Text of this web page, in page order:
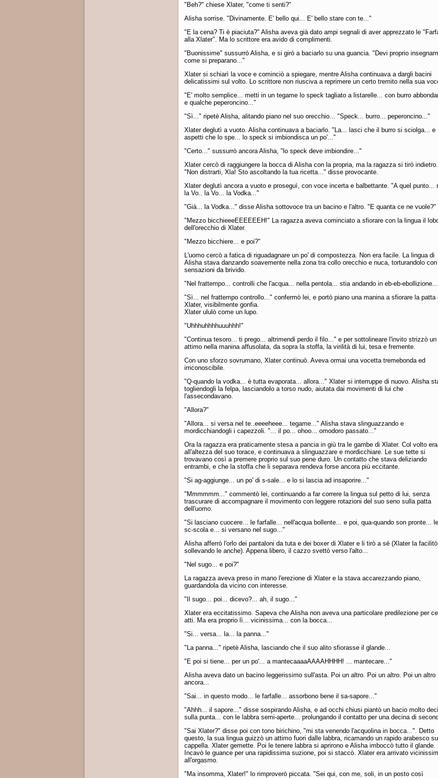
"Beh?" chiese Xlater, "come ti senti?"
Alisha sorrise. "Divinamente. E' bello qui... E' bello stare con te..."
"E la cena? Ti è piaciuta?" Alisha aveva già dato ampi segnali di aver apprezzato le
alla Xlater". Ma lo scrittore era avido di complimenti.
"Buonissime" sussurrò Alisha, e si girò a baciarlo su una guancia. "Devi proprio
come si preparano..."
Xlater si schiarì la voce e cominciò a spiegare, mentre Alisha continuava a dargli bacini
delicatissimi sul volto. Lo scrittore non riusciva a reprimere un certo tremito nella sua
"E' molto semplice... metti in un tegame lo speck tagliato a listarelle... con burro
e qualche peperoncino..."
"Sì..." ripetè Alisha, alitando piano nel suo orecchio... "Speck... burro... peperoncino..."
Xlater deglutì a vuoto. Alisha continuava a baciarlo. "La... lasci che il burro si sciolga... e
aspetti che lo spe... lo speck si imbiondisca un po'..."
"Certo..." sussurrò ancora Alisha, "lo speck deve imbiondire..."
Xlater cercò di raggiungere la bocca di Alisha con la propria, ma la ragazza si tirò
"Non distrarti, Xla! Sto ascoltando la tua ricetta..." disse provocante.
Xlater deglutì ancora a vuoto e proseguì, con voce incerta e balbettante. "A quel punto...
la Vo.. la Vo... la Vodka..."
"Già... la Vodka..." disse Alisha sottovoce tra un bacino e l'altro. "E quanta ce ne vuole?"
"Mezzo bicchieeeEEEEEEH!" La ragazza aveva cominciato a sfiorare con la lingua il
dell'orecchio di Xlater.
"Mezzo bicchiere... e poi?"
L'uomo cercò a fatica di riguadagnare un po' di compostezza. Non era facile. La lingua di
Alisha stava danzando soavemente nella zona tra collo orecchio e nuca, torturandolo con
sensazioni da brivido.
"Nel frattempo... controlli che l'acqua... nella pentola... stia andando in eb-eb-
"Sì... nel frattempo controllo..." confermò lei, e portò piano una manina a sfiorare la patta
Xlater, visibilmente gonfia.
Xlater ululò come un lupo.
"Uhhhuhhhhuuuhhh!"
"Continua tesoro... ti prego... altrimendi perdo il filo..." e per sottolineare l'invito strizzò un
attimo nella manina affusolata, da sopra la stoffa, la virilità di lui, tesa e fremente.
Con uno sforzo sovrumano, Xlater continuò. Aveva ormai una vocetta tremebonda ed
irriconoscibile.
"Q-quando la vodka... è tutta evaporata... allora..." Xlater si interruppe di nuovo. Alisha
togliendogli la felpa, lasciandolo a torso nudo, aiutata dai movimenti di lui che
l'assecondavano.
"Allora?"
"Allora... si versa nel te..eeeeheee... tegame..." Alisha stava slinguazzando e
mordicchiandogli i capezzoli. "... il po... ohoo... omodoro passato..."
Ora la ragazza era praticamente stesa a pancia in giù tra le gambe di Xlater. Col volto era
all'altezza del suo torace, e continuava a slinguazzare e mordicchiare. Le sue tette si
trovavano così a premere proprio sul suo pene duro. Un contatto che stava deliziando
entrambi, e che la stoffa che li separava rendeva forse ancora più eccitante.
"Si ag-aggiunge... un po' di s-sale... e lo si lascia ad insaporire..."
"Mmmmmm..." commentò lei, continuando a far correre la lingua sul petto di lui, senza
trascurare di accompagnare il movimento con leggere rotazioni del suo seno sulla patta
dell'uomo.
"Si lasciano cuocere... le farfalle... nell'acqua bollente... e poi, qua-quando son pronte...
sc-scola e... si versano nel sugo..."
Alisha afferrò l'orlo dei pantaloni da tuta e dei boxer di Xlater e li tirò a sé (Xlater la facilitò
sollevando le anche). Appena libero, il cazzo svettò verso l'alto...
"Nel sugo... e poi?"
La ragazza aveva preso in mano l'erezione di Xlater e la stava accarezzando piano,
guardandola da vicino con interesse.
"Il sugo... poi... dicevo?... ah, il sugo..."
Xlater era eccitatissimo. Sapeva che Alisha non aveva una particolare predilezione per
atti. Ma era proprio lì... vicinissima... con la bocca...
"Si... versa... la... la panna..."
"La panna..." ripetè Alisha, lasciando che il suo alito sfiorasse il glande...
"E poi si tiene... per un po'... a mantecaaaaAAAAHHHH! ... mantecare..."
Alisha aveva dato un bacino leggerissimo sull'asta. Poi un altro. Poi un altro. Poi un altro
ancora...
"Sai... in questo modo... le farfalle... assorbono bene il sa-sapore..."
"Ahhh... il sapore..." disse sospirando Alisha, e ad occhi chiusi piantò un bacio molto
sulla punta... con le labbra semi-aperte... prolungando il contatto per una decina di
"Sai Xlater?" disse poi con tono birichino, "mi sta venendo l'acquolina in bocca...". Detto
questo, la sua lingua guizzò un attimo fuori dalle labbra, ricamando un rapido arabesco
cappella. Xlater gemette. Poi le tenere labbra si aprirono e Alisha imboccò tutto il glande.
Incavò le guance per una rapidissima suzione, poi si staccò. Xlater era arrivato
all'orgasmo.
"Ma insomma, Xlater!" lo rimproverò piccata. "Sei qui, con me, soli, in un posto così